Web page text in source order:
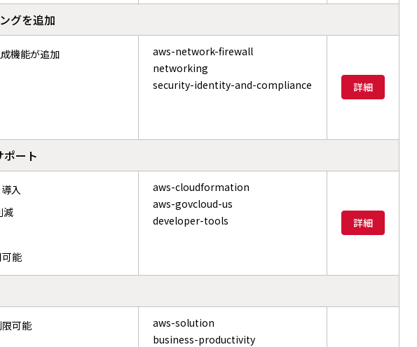
グを追加
機能が追加
aws-network-firewall
networking
security-identity-and-compliance
詳細
ート
入
減
能
aws-cloudformation
aws-govcloud-us
developer-tools
詳細
可能
aws-solution
business-productivity